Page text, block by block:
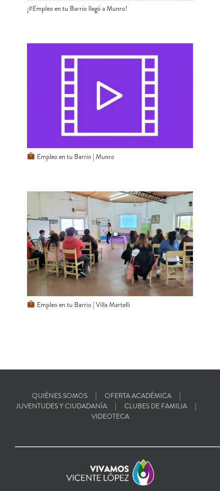
¡#Empleo en tu Barrio llegó a Munro!
Empleo en tu Barrio | Munro
Empleo en tu Barrio | Villa Martelli
QUIÉNES SOMOS
OFERTA ACADÉMICA
JUVENTUDES Y CIUDADANÍA
CLUBES DE FAMILIA
VIDEOTECA